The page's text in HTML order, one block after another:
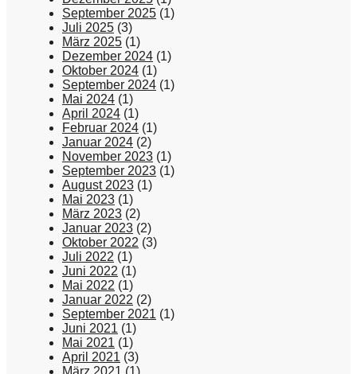
September 2025 (1)
Juli 2025 (3)
März 2025 (1)
Dezember 2024 (1)
Oktober 2024 (1)
September 2024 (1)
Mai 2024 (1)
April 2024 (1)
Februar 2024 (1)
Januar 2024 (2)
November 2023 (1)
September 2023 (1)
August 2023 (1)
Mai 2023 (1)
März 2023 (2)
Januar 2023 (2)
Oktober 2022 (3)
Juli 2022 (1)
Juni 2022 (1)
Mai 2022 (1)
Januar 2022 (2)
September 2021 (1)
Juni 2021 (1)
Mai 2021 (1)
April 2021 (3)